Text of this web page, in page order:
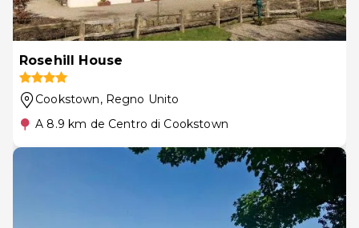
Rosehill House
Cookstown, Regno Unito
A 8.9 km de Centro di Cookstown